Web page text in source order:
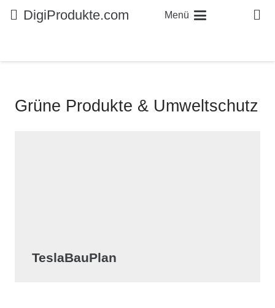
DigiProdukte.com Menü
Grüne Produkte & Umweltschutz
TeslaBauPlan